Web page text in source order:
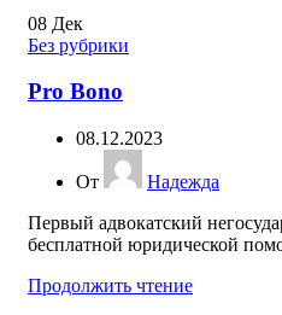
08 Дек
Без рубрики
Pro Bono
08.12.2023
От
Надежда
Первый адвокатский
бесплатной юридической
Продолжить чтение